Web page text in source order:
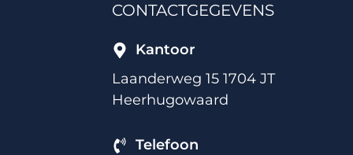
CONTACTGEGEVENS
Kantoor
Laanderweg 15 1704 JT
Heerhugowaard
Telefoon